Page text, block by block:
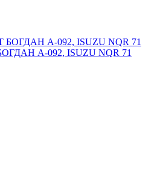
А-092, ISUZU NQR 71